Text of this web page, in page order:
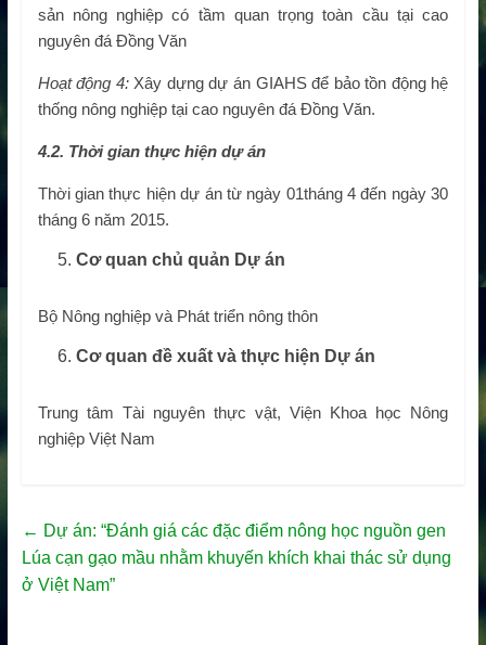
sản nông nghiệp có tầm quan trọng toàn cầu tại cao
nguyên đá Đồng Văn
Hoạt động 4:Xây dựng dự án GIAHS để bảo tồn động hệ
thống nông nghiệp tại cao nguyên đá Đồng Văn.
4.2. Thời gian thực hiện dự án
Thời gian thực hiện dự án từ ngày 01tháng 4 đến ngày 30
tháng 6 năm 2015.
Cơ quan chủ quản Dự án
Bộ Nông nghiệp và Phát triển nông thôn
Cơ quan đề xuất và thực hiện Dự án
Trung tâm Tài nguyên thực vật, Viện Khoa học Nông
nghiệp Việt Nam
← Dự án: “Đánh giá các đặc điểm nông học nguồn gen
Lúa cạn gạo mầu nhằm khuyến khích khai thác sử dụng
ở Việt Nam”